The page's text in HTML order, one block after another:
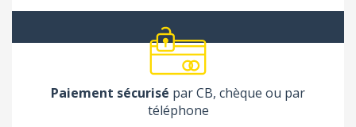
Paiement sécurisé par CB, chèque ou par
téléphone